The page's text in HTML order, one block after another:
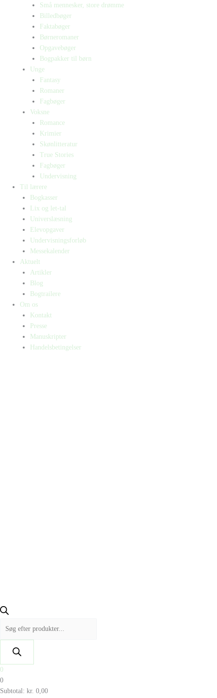
Små mennesker, store drømme
Billedbøger
Faktabøger
Børneromaner
Opgavebøger
Bogpakker til børn
Unge
Fantasy
Romaner
Fagbøger
Voksne
Romance
Krimier
Skønlitteratur
True Stories
Fagbøger
Undervisning
Til lærere
Bogkasser
Lix og let-tal
Universlæsning
Elevopgaver
Undervisningsforløb
Messekalender
Aktuelt
Artikler
Blog
Bogtrailere
Om os
Kontakt
Presse
Manuskripter
Handelsbetingelser
0
0
Subtotal: kr. 0,00